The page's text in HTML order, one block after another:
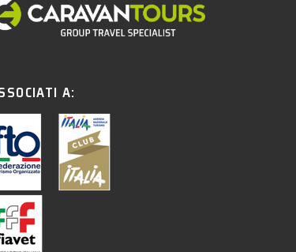
A: